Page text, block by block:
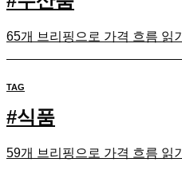
65개 브리핑으로 가격 흐름 읽기
TAG
#식품
59개 브리핑으로 가격 흐름 읽기